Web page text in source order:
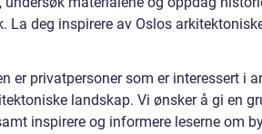
La deg inspirere av Oslos
er privatpersoner som er interessert i
landskap. Vi ønsker å gi en
inspirere og informere leserne om